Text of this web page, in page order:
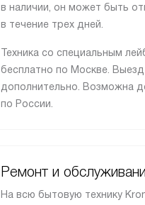
в наличии, он может быть
в течение трех дней.
Техника со специальным
бесплатно по Москве.
дополнительно. Возможна
по России.
Ремонт и
На всю бытовую технику